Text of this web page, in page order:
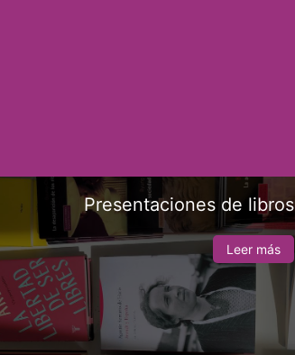
Presentaciones de libros
Leer más